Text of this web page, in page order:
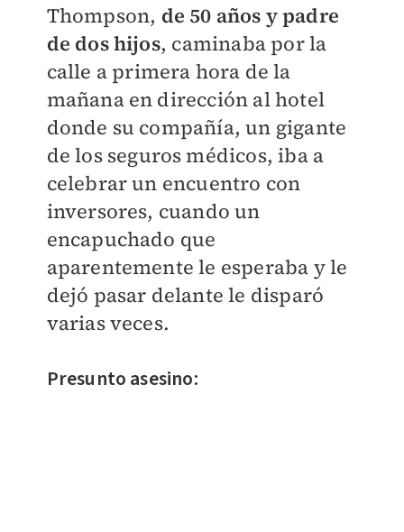
Thompson, de 50 años y padre
de dos hijos, caminaba por la
calle a primera hora de la
mañana en dirección al hotel
donde su compañía, un gigante
de los seguros médicos, iba a
celebrar un encuentro con
inversores, cuando un
encapuchado que
aparentemente le esperaba y le
dejó pasar delante le disparó
varias veces.
Presunto asesino: